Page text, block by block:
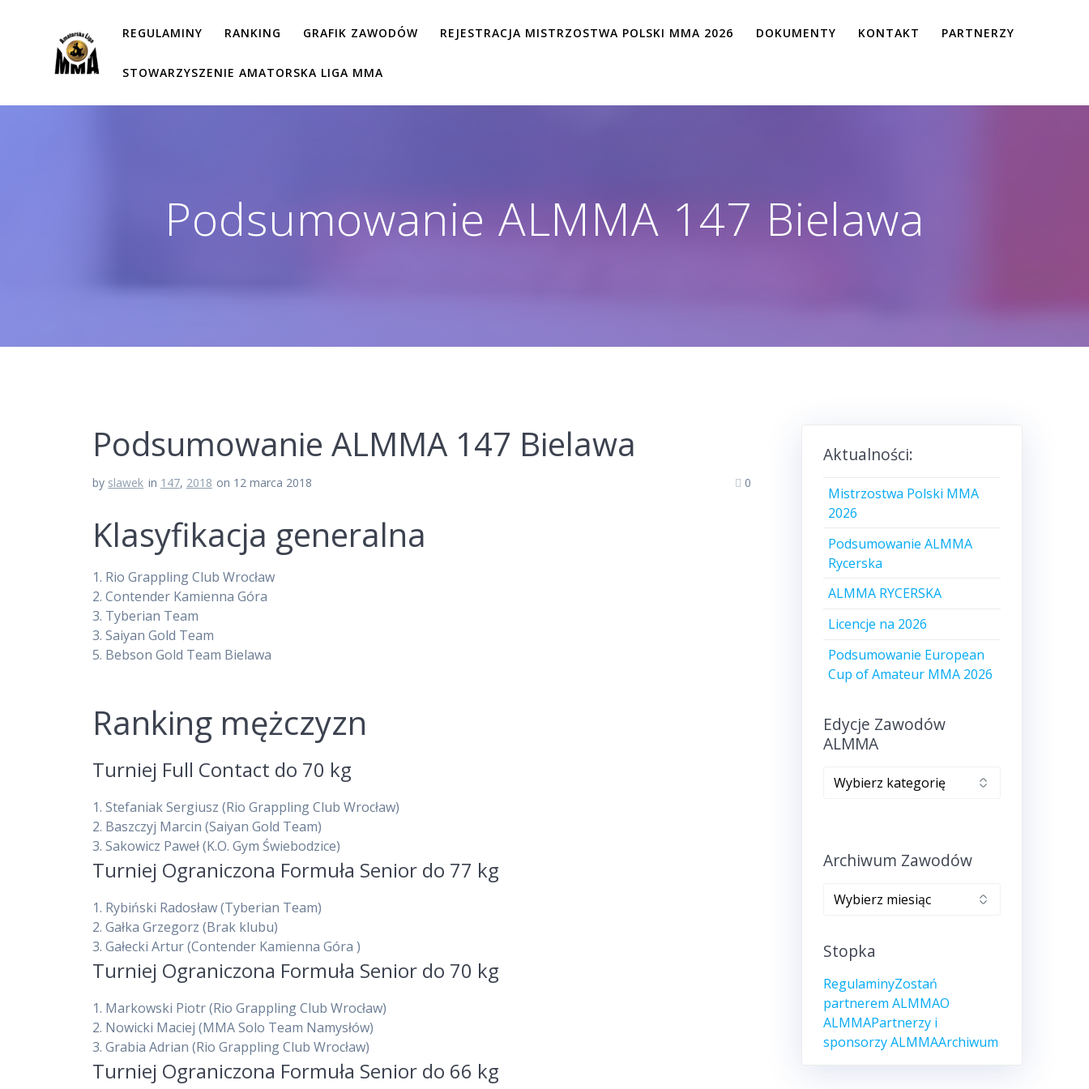
REGULAMINY RANKING GRAFIK ZAWODÓW REJESTRACJA MISTRZOSTWA POLSKI MMA 2026 DOKUMENTY KONTAKT PARTNERZY
STOWARZYSZENIE AMATORSKA LIGA MMA
Podsumowanie ALMMA 147 Bielawa
Podsumowanie ALMMA 147 Bielawa
by slawek in 147, 2018 on 12 marca 2018 0
Klasyfikacja generalna
1. Rio Grappling Club Wrocław
2.Contender Kamienna Góra
3. Tyberian Team
3.Saiyan Gold Team
5. Bebson Gold Team Bielawa
Ranking mężczyzn
Turniej Full Contact do 70 kg
1.Stefaniak Sergiusz(Rio Grappling Club Wrocław)
2. Baszczyj Marcin(Saiyan Gold Team)
3.Sakowicz Paweł(K.O. Gym Świebodzice)
Turniej Ograniczona Formuła Senior do 77 kg
1. Rybiński Radosław(Tyberian Team)
2.Gałka Grzegorz(Brak klubu)
3.Gałecki Artur(Contender Kamienna Góra )
Turniej Ograniczona Formuła Senior do 70 kg
1. Markowski Piotr(Rio Grappling Club Wrocław)
2. Nowicki Maciej(MMA Solo Team Namysłów)
3.Grabia Adrian(Rio Grappling Club Wrocław)
Turniej Ograniczona Formuła Senior do 66 kg
Aktualności:
Mistrzostwa Polski MMA
2026
Podsumowanie ALMMA
Rycerska
ALMMA RYCERSKA
Licencje na 2026
Podsumowanie European
Cup of Amateur MMA 2026
Edycje Zawodów
ALMMA
Edycje
zawodów
Archiwum Zawodów
Archiwum
zawodów
Stopka
RegulaminyZostań
partnerem ALMMAO
ALMMAPartnerzy i
sponsorzy ALMMAArchiwum